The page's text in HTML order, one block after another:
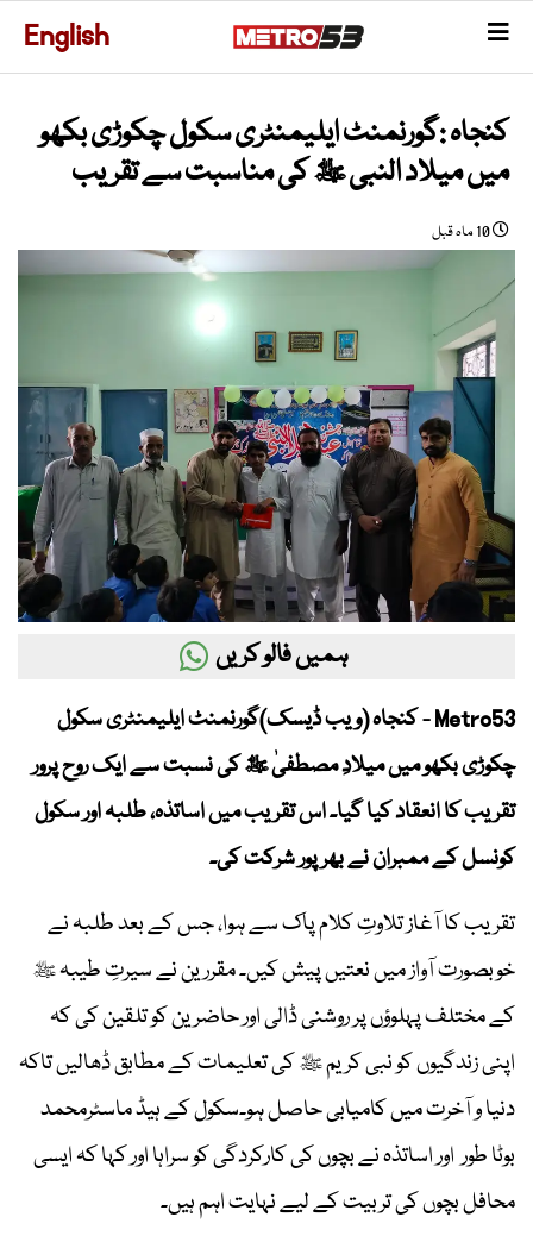
English
کنجاہ :گورنمنٹ ایلیمنٹری سکول چکوڑی بکھو
میں میلاد النبی ﷺ کی مناسبت سے تقریب
10 ماہ قبل
ہمیں فالو کریں
Metro53 - کنجاہ (ویب ڈیسک)گورنمنٹ ایلیمنٹری سکول
چکوڑی بکھو میں میلادِ مصطفیٰ ﷺ کی نسبت سے ایک روح پرور
تقریب کا انعقاد کیا گیا۔ اس تقریب میں اساتذہ، طلبہ اور سکول
کونسل کے ممبران نے بھرپور شرکت کی۔
تقریب کا آغاز تلاوتِ کلام پاک سے ہوا، جس کے بعد طلبہ نے
خوبصورت آواز میں نعتیں پیش کیں۔ مقررین نے سیرتِ طیبہ ﷺ
کے مختلف پہلوؤں پر روشنی ڈالی اور حاضرین کو تلقین کی کہ
اپنی زندگیوں کو نبی کریم ﷺ کی تعلیمات کے مطابق ڈھالیں تاکہ
دنیا و آخرت میں کامیابی حاصل ہو۔سکول کے ہیڈ ماسٹرمحمد
بوٹا طور اور اساتذہ نے بچوں کی کارکردگی کو سراہا اور کہا کہ ایسی
محافل بچوں کی تربیت کے لیے نہایت اہم ہیں۔